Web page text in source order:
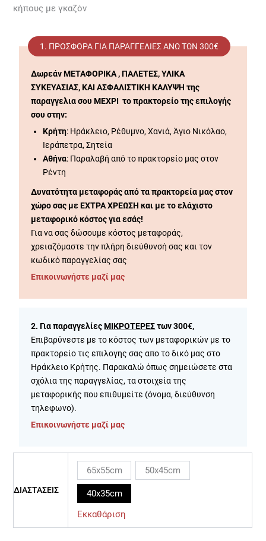
κήπους με γκαζόν
1. ΠΡΟΣΦΟΡΆ ΓΙΑ ΠΑΡΑΓΓΕΛΊΕΣ ΑΝΩ ΤΩΝ 300€
Δωρεάν ΜΕΤΑΦΟΡΙΚΑ , ΠΑΛΕΤΕΣ, ΥΛΙΚΑ
ΣΥΚΕΥΑΣΙΑΣ, ΚΑΙ ΑΣΦΑΛΙΣΤΙΚΗ ΚΑΛΥΨΗ της
παραγγελια σου ΜΕΧΡΙ το πρακτορείο της επιλογής
σου στην:
Κρήτη: Ηράκλειο, Ρέθυμνο, Χανιά, Άγιο Νικόλαο,
Ιεράπετρα, Σητεία
Αθήνα: Παραλαβή από το πρακτορείο μας στον
Ρέντη
Δυνατότητα μεταφοράς από τα πρακτορεία μας στον
χώρο σας με ΕΧΤΡΑ ΧΡΕΩΣΗ και με το ελάχιστο
μεταφορικό κόστος για εσάς!
Για να σας δώσουμε κόστος μεταφοράς,
χρειαζόμαστε την πλήρη διεύθυνσή σας και τον
κωδικό παραγγελίας σας
Επικοινωνήστε μαζί μας
2. Για παραγγελίεςΜΙΚΡΟΤΕΡΕΣτων 300€,
Επιβαρύνεστε με το κόστος των μεταφορικών με το
πρακτορείο τις επιλογης σας απο το δικό μας στο
Ηράκλειο Κρήτης. Παρακαλώ όπως σημειώσετε στα
σχόλια της παραγγελίας, τα στοιχεία της
μεταφορικής που επιθυμείτε (όνομα, διεύθυνση
τηλεφωνο).
Επικοινωνήστε μαζί μας
ΔΙΑΣΤΑΣΕΙΣ
65x55cm 50x45cm
40x35cm
Εκκαθάριση